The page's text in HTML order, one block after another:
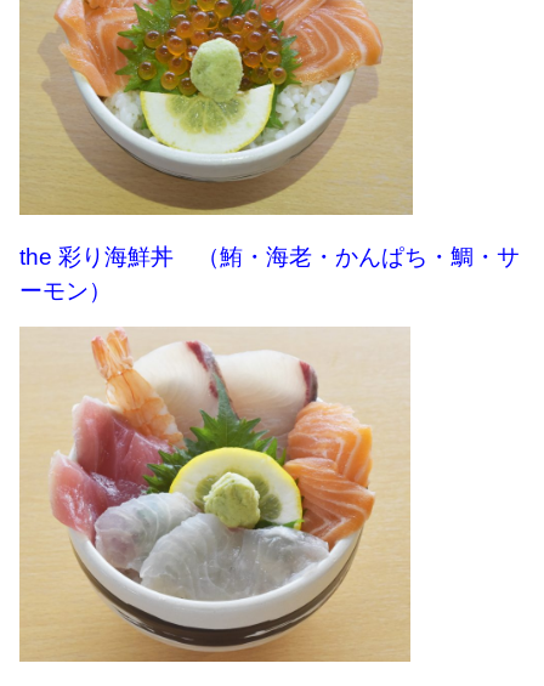
the 彩り海鮮丼 （鮪・海老・かんぱち・鯛・サ
ーモン）